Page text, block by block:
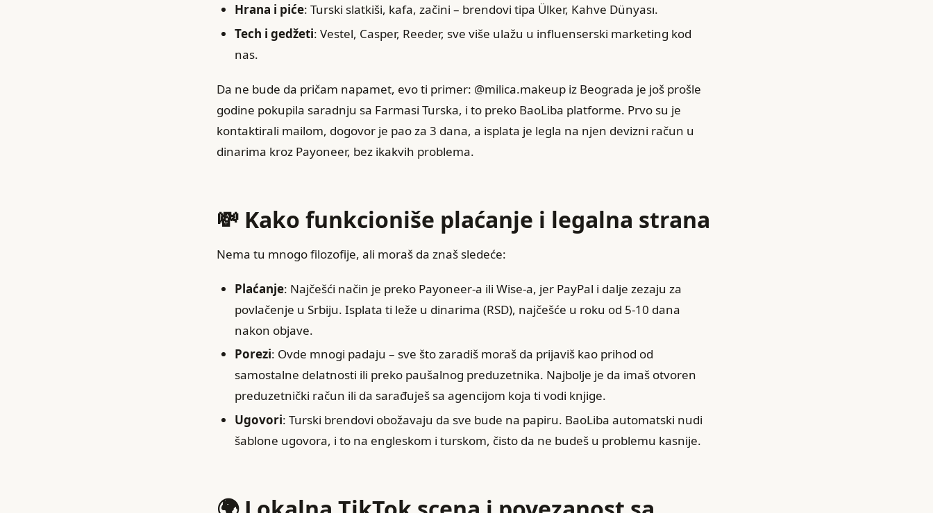
Hrana i piće: Turski slatkiši, kafa, začini – brendovi tipa Ülker, Kahve Dünyası.
Tech i gedžeti: Vestel, Casper, Reeder, sve više ulažu u influenserski marketing kod
nas.
Da ne bude da pričam napamet, evo ti primer: @milica.makeup iz Beograda je još prošle
godine pokupila saradnju sa Farmasi Turska, i to preko BaoLiba platforme. Prvo su je
kontaktirali mailom, dogovor je pao za 3 dana, a isplata je legla na njen devizni račun u
dinarima kroz Payoneer, bez ikakvih problema.
💸 Kako funkcioniše plaćanje i legalna strana
Nema tu mnogo filozofije, ali moraš da znaš sledeće:
Plaćanje: Najčešći način je preko Payoneer-a ili Wise-a, jer PayPal i dalje zezaju za
povlačenje u Srbiju. Isplata ti leže u dinarima (RSD), najčešće u roku od 5-10 dana
nakon objave.
Porezi: Ovde mnogi padaju – sve što zaradiš moraš da prijaviš kao prihod od
samostalne delatnosti ili preko paušalnog preduzetnika. Najbolje je da imaš otvoren
preduzetnički račun ili da sarađuješ sa agencijom koja ti vodi knjige.
Ugovori: Turski brendovi obožavaju da sve bude na papiru. BaoLiba automatski nudi
šablone ugovora, i to na engleskom i turskom, čisto da ne budeš u problemu kasnije.